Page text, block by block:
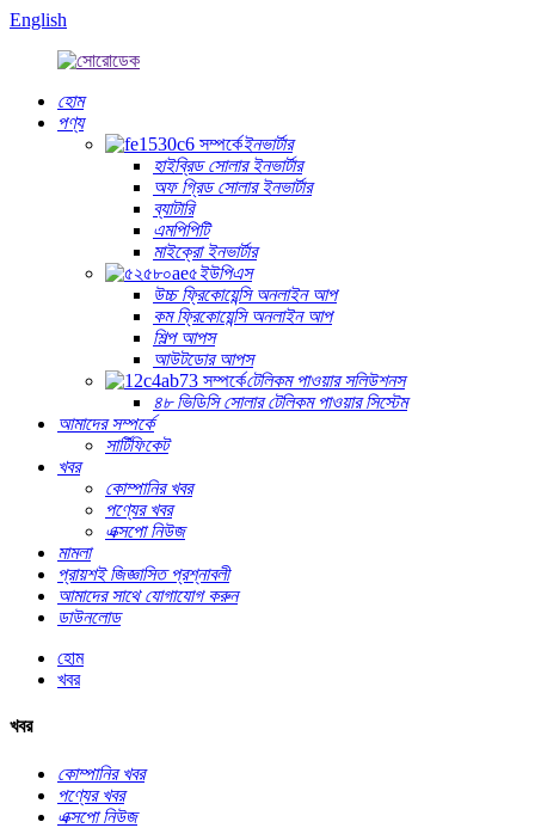
English
হোম
পণ্য
ইনভার্টার
হাইব্রিড সোলার ইনভার্টার
অফ গ্রিড সোলার ইনভার্টার
ব্যাটারি
এমপিপিটি
মাইক্রো ইনভার্টার
ইউপিএস
উচ্চ ফ্রিকোয়েন্সি অনলাইন আপ
কম ফ্রিকোয়েন্সি অনলাইন আপ
শিল্প আপস
আউটডোর আপস
টেলিকম পাওয়ার সলিউশনস
৪৮ ভিডিসি সোলার টেলিকম পাওয়ার সিস্টেম
আমাদের সম্পর্কে
সার্টিফিকেট
খবর
কোম্পানির খবর
পণ্যের খবর
এক্সপো নিউজ
মামলা
প্রায়শই জিজ্ঞাসিত প্রশ্নাবলী
আমাদের সাথে যোগাযোগ করুন
ডাউনলোড
হোম
খবর
খবর
কোম্পানির খবর
পণ্যের খবর
এক্সপো নিউজ